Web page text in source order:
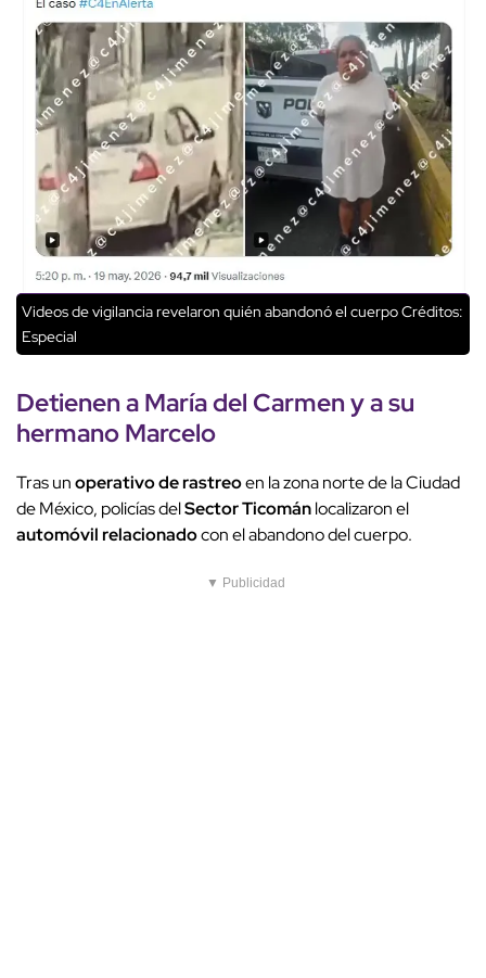
Videos de vigilancia revelaron quién abandonó el cuerpoCréditos:
Especial
Detienen a María del Carmeny a su
hermanoMarcelo
Tras unoperativo de rastreoen la zona norte de la Ciudad
de México, policías delSector Ticománlocalizaron el
automóvil relacionadocon el abandono del cuerpo.
▼ Publicidad